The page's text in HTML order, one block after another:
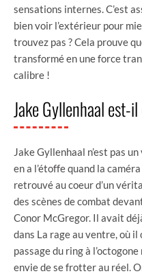
sensations internes. C’est
bien voir l’extérieur pour
trouvez pas ? Cela prouve
transformé en une force
calibre !
Jake Gyllenhaal est-
Jake Gyllenhaal n’est pas
en a l’étoffe quand la
retrouvé au coeur d’un
des scènes de combat
Conor McGregor. Il avait
dans La rage au ventre, où
passage du ring à
envie de se frotter au réel.